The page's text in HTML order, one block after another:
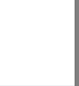
op jouw
knapperige
en op tijd.
je verrassen